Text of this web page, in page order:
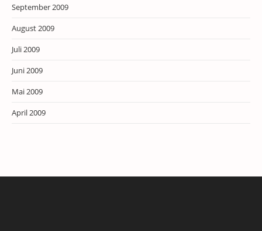
September 2009
August 2009
Juli 2009
Juni 2009
Mai 2009
April 2009